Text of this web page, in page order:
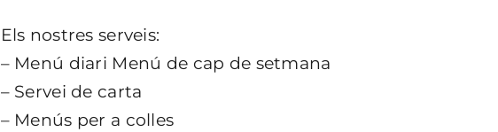
Els nostres serveis:
– Menú diari Menú de cap de setmana
– Servei de carta
– Menús per a colles